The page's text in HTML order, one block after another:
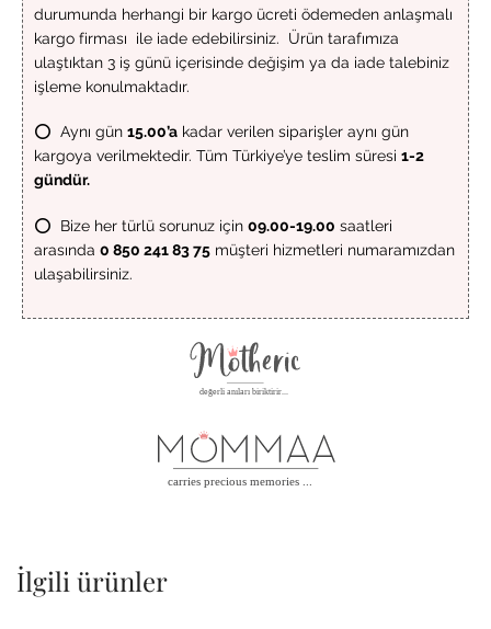
durumunda herhangi bir kargo ücreti ödemeden anlaşmalı
kargo firması ile iade edebilirsiniz. Ürün tarafımıza
ulaştıktan 3 iş günü içerisinde değişim ya da iade talebiniz
işleme konulmaktadır.
⭕ Aynı gün 15.00’a kadar verilen siparişler aynı gün
kargoya verilmektedir. Tüm Türkiye’ye teslim süresi 1-2
gündür.
⭕ Bize her türlü sorunuz için 09.00-19.00 saatleri
arasında 0 850 241 83 75 müşteri hizmetleri numaramızdan
ulaşabilirsiniz.
İlgili ürünler